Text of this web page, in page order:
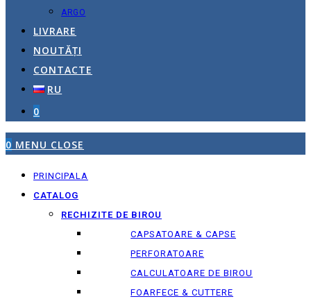
ARGO
LIVRARE
NOUTĂȚI
CONTACTE
RU
0
0 MENU CLOSE
PRINCIPALA
CATALOG
RECHIZITE DE BIROU
CAPSATOARE & CAPSE
PERFORATOARE
CALCULATOARE DE BIROU
FOARFECE & CUTTERE